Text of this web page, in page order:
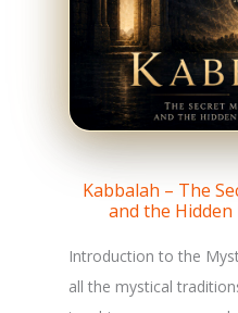
Kabbalah – The
and the
Introduction to the
all the mystical